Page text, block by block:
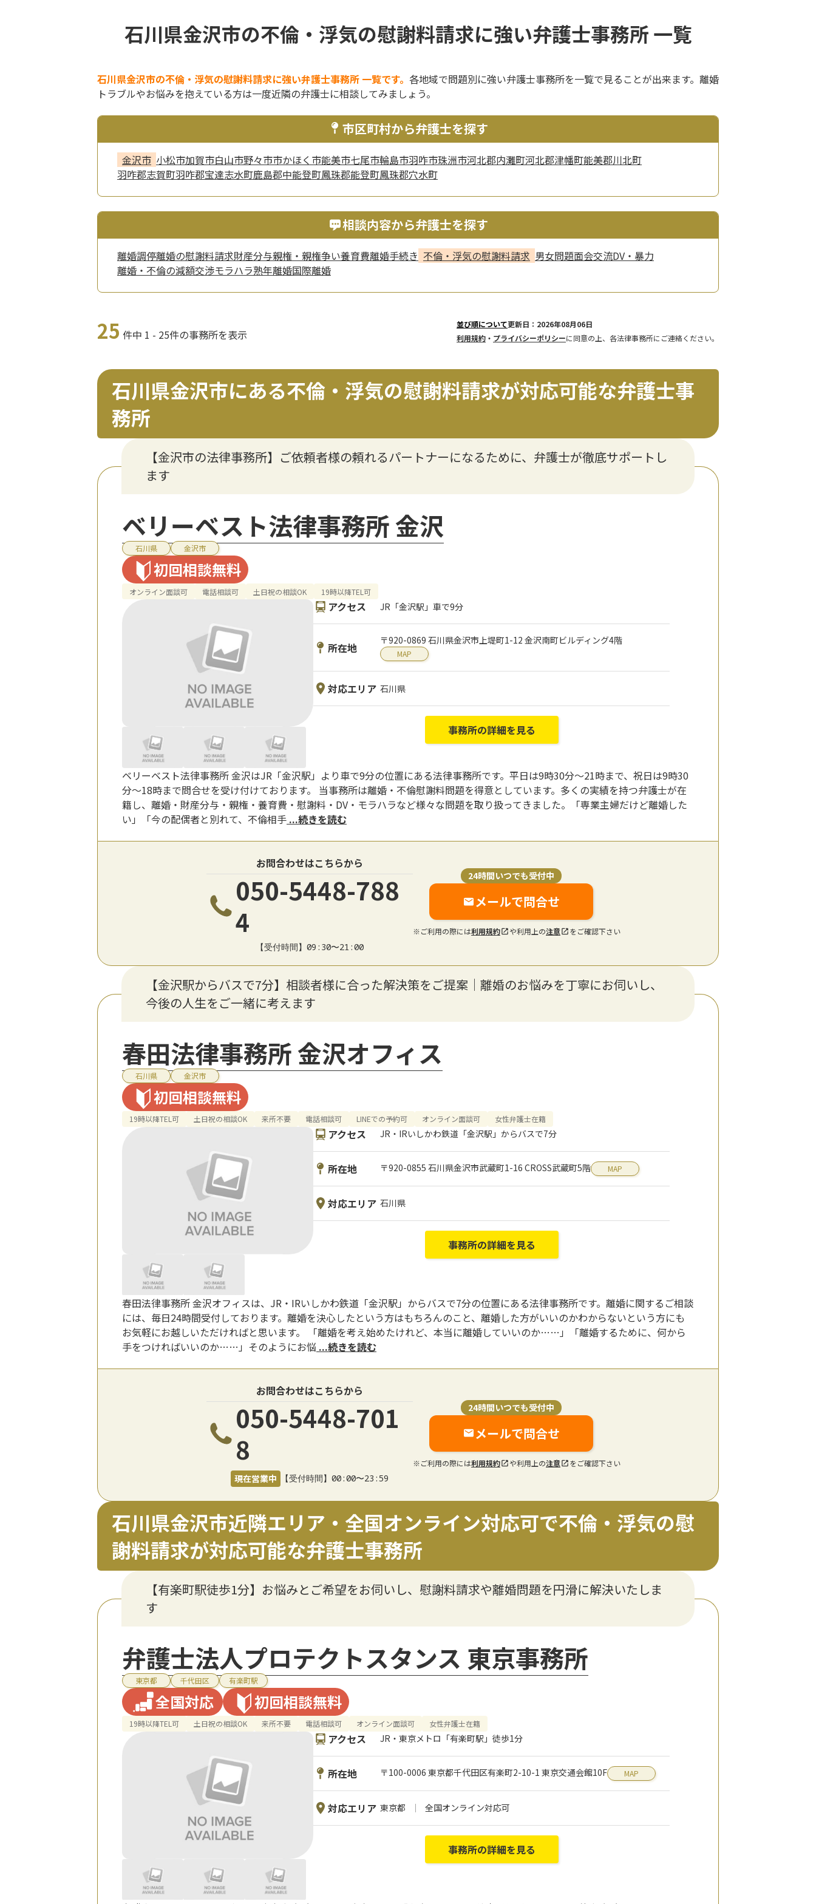
石川県金沢市の不倫・浮気の慰謝料請求に強い弁護士事務所 一覧
石川県金沢市の不倫・浮気の慰謝料請求に強い弁護士事務所 一覧です。 各地域で問題別に強い弁護士事務所を一覧で見ることが出来ます。離婚
トラブルやお悩みを抱えている方は一度近隣の弁護士に相談してみましょう。
市区町村から弁護士を探す
金沢市 小松市加賀市白山市野々市市かほく市能美市七尾市輪島市羽咋市珠洲市河北郡内灘町河北郡津幡町能美郡川北町
羽咋郡志賀町羽咋郡宝達志水町鹿島郡中能登町鳳珠郡能登町鳳珠郡穴水町
相談内容から弁護士を探す
離婚調停離婚の慰謝料請求財産分与親権・親権争い養育費離婚手続き 不倫・浮気の慰謝料請求 男女問題面会交流DV・暴力
離婚・不倫の減額交渉モラハラ熟年離婚国際離婚
25 件中 1 - 25件の事務所を表示
並び順について更新日：2026年08月06日
利用規約 ・ プライバシーポリシーに同意の上、各法律事務所にご連絡ください。
石川県金沢市にある不倫・浮気の慰謝料請求が対応可能な弁護士事
務所
【金沢市の法律事務所】ご依頼者様の頼れるパートナーになるために、弁護士が徹底サポートし
ます
ベリーベスト法律事務所 金沢
石川県 金沢市
初回相談無料
オンライン面談可 電話相談可 土日祝の相談OK 19時以降TEL可
アクセス JR「金沢駅」車で9分
所在地
〒920-0869 石川県金沢市上堤町1-12 金沢南町ビルディング4階
MAP
対応エリア 石川県
事務所の詳細を見る
ベリーベスト法律事務所 金沢はJR「金沢駅」より車で9分の位置にある法律事務所です。平日は9時30分～21時まで、祝日は9時30
分～18時まで問合せを受け付けております。 当事務所は離婚・不倫慰謝料問題を得意としています。多くの実績を持つ弁護士が在
籍し、離婚・財産分与・親権・養育費・慰謝料・DV・モラハラなど様々な問題を取り扱ってきました。「専業主婦だけど離婚した
い」「今の配偶者と別れて、不倫相手 ...続きを読む
お問合わせはこちらから
050-5448-788
4
【受付時間】09:30〜21:00
24時間いつでも受付中
メールで問合せ
※ご利用の際には利用規約 や利用上の注意 をご確認下さい
【金沢駅からバスで7分】相談者様に合った解決策をご提案｜離婚のお悩みを丁寧にお伺いし、
今後の人生をご一緒に考えます
春田法律事務所 金沢オフィス
石川県 金沢市
初回相談無料
19時以降TEL可 土日祝の相談OK 来所不要 電話相談可 LINEでの予約可 オンライン面談可 女性弁護士在籍
アクセス JR・IRいしかわ鉄道「金沢駅」からバスで7分
所在地 〒920-0855 石川県金沢市武蔵町1-16 CROSS武蔵町5階 MAP
対応エリア 石川県
事務所の詳細を見る
春田法律事務所 金沢オフィスは、JR・IRいしかわ鉄道「金沢駅」からバスで7分の位置にある法律事務所です。離婚に関するご相談
には、毎日24時間受付しております。離婚を決心したという方はもちろんのこと、離婚した方がいいのかわからないという方にも
お気軽にお越しいただければと思います。 「離婚を考え始めたけれど、本当に離婚していいのか……」「離婚するために、何から
手をつければいいのか……」そのようにお悩 ...続きを読む
お問合わせはこちらから
050-5448-701
8
現在営業中 【受付時間】00:00〜23:59
24時間いつでも受付中
メールで問合せ
※ご利用の際には利用規約 や利用上の注意 をご確認下さい
石川県金沢市近隣エリア・全国オンライン対応可で不倫・浮気の慰
謝料請求が対応可能な弁護士事務所
【有楽町駅徒歩1分】お悩みとご希望をお伺いし、慰謝料請求や離婚問題を円滑に解決いたしま
す
弁護士法人プロテクトスタンス 東京事務所
東京都 千代田区 有楽町駅
全国対応 初回相談無料
19時以降TEL可 土日祝の相談OK 来所不要 電話相談可 オンライン面談可 女性弁護士在籍
アクセス JR・東京メトロ「有楽町駅」徒歩1分
所在地 〒100-0006 東京都千代田区有楽町2-10-1 東京交通会館10F MAP
対応エリア 東京都 全国オンライン対応可
事務所の詳細を見る